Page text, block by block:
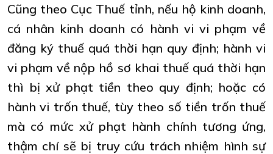
Cũng theo Cục Thuế tỉnh, nếu hộ kinh doanh,
cá nhân kinh doanh có hành vi vi phạm về
đăng ký thuế quá thời hạn quy định; hành vi
vi phạm về nộp hồ sơ khai thuế quá thời hạn
thì bị xử phạt tiền theo quy định; hoặc có
hành vi trốn thuế, tùy theo số tiền trốn thuế
mà có mức xử phạt hành chính tương ứng,
thậm chí sẽ bị truy cứu trách nhiệm hình sự